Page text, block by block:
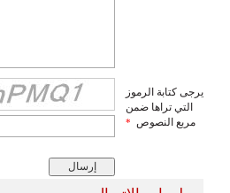
يرجى كتابة الرموز
التي تراها ضمن
مربع النصوص *